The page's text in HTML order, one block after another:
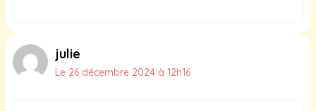
julie
Le 26 décembre 2024 à 12h16